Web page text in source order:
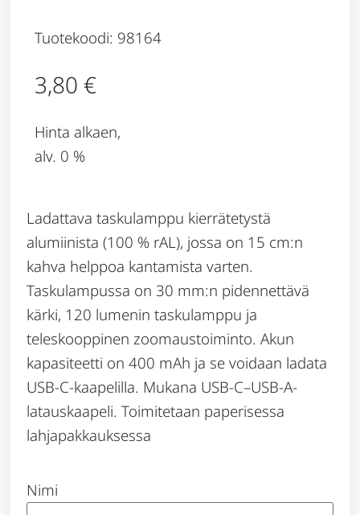
Tuotekoodi: 98164
3,80 €
Hinta alkaen,
alv. 0 %
Ladattava taskulamppu kierrätetystä
alumiinista (100 % rAL), jossa on 15 cm:n
kahva helppoa kantamista varten.
Taskulampussa on 30 mm:n pidennettävä
kärki, 120 lumenin taskulamppu ja
teleskooppinen zoomaustoiminto. Akun
kapasiteetti on 400 mAh ja se voidaan ladata
USB-C-kaapelilla. Mukana USB-C–USB-A-
latauskaapeli. Toimitetaan paperisessa
lahjapakkauksessa
Nimi